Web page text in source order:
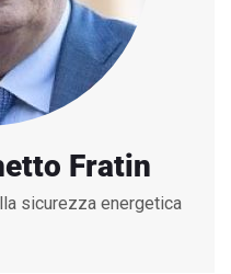
Fratin
sicurezza energetica